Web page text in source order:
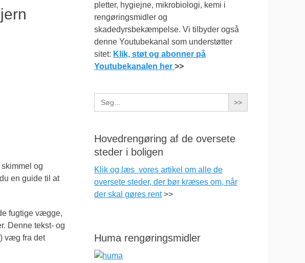
og
en guide til at
fugtige vægge,
Denne tekst- og
væg fra det
pletter, hygiejne, mikrobiologi, kemi i
rengøringsmidler og
skadedyrsbekæmpelse. Vi tilbyder også
denne Youtubekanal som understøtter
sitet: Klik, støt og abonner på
Youtubekanalen her >>
Search
for:
Hovedrengøring af de oversete
steder i boligen
Klik og læs vores artikel om alle de
oversete steder, der bør kræses om, når
der skal gøres rent>>
Huma rengøringsmidler